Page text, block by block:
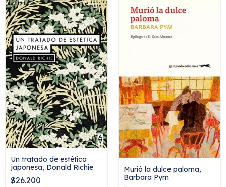
Un tratado de estética
japonesa, Donald Richie
$26.200
Murió la dulce paloma,
Barbara Pym